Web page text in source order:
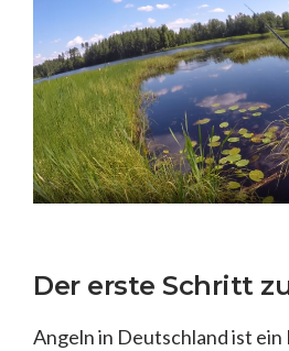
Der erste Schritt
Angeln in Deutschland ist ein